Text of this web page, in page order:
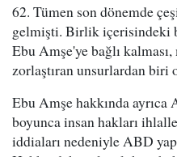
62. Tümen son dönemde
gelmişti. Birlik içerisindeki
Ebu Amşe'ye bağlı
zorlaştıran unsurlardan biri
Ebu Amşe hakkında
boyunca insan hakları
iddiaları nedeniyle ABD